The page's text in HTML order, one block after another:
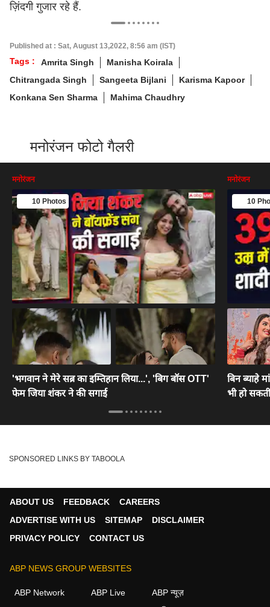
ज़िंदगी गुजार रहे हैं.
Published at : Sat, August 13,2022, 8:56 am (IST)
Tags : Amrita Singh
Manisha Koirala
Chitrangada Singh
Sangeeta Bijlani
Karisma Kapoor
Konkana Sen Sharma
Mahima Chaudhry
मनोरंजन फोटो गैलरी
मनोरंजन
10 Photos
'भगवान ने मेरे सब्र का इम्तिहान लिया...', 'बिग बॉस OTT'
फेम जिया शंकर ने की सगाई
मनोरंजन
10
बिन ब्याहे
भी हो
SPONSORED LINKS BY TABOOLA
ABOUT US FEEDBACK
CAREERS
ADVERTISE WITH US
SITEMAP
DISCLAIMER
PRIVACY POLICY
CONTACT US
ABP NEWS GROUP WEBSITES
ABP Network ABP Live
ABP न्यूज़